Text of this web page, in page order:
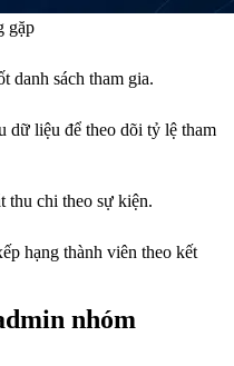
gặp
danh sách tham gia.
dữ liệu để theo dõi tỷ lệ tham
thu chi theo sự kiện.
hạng thành viên theo kết
nhóm